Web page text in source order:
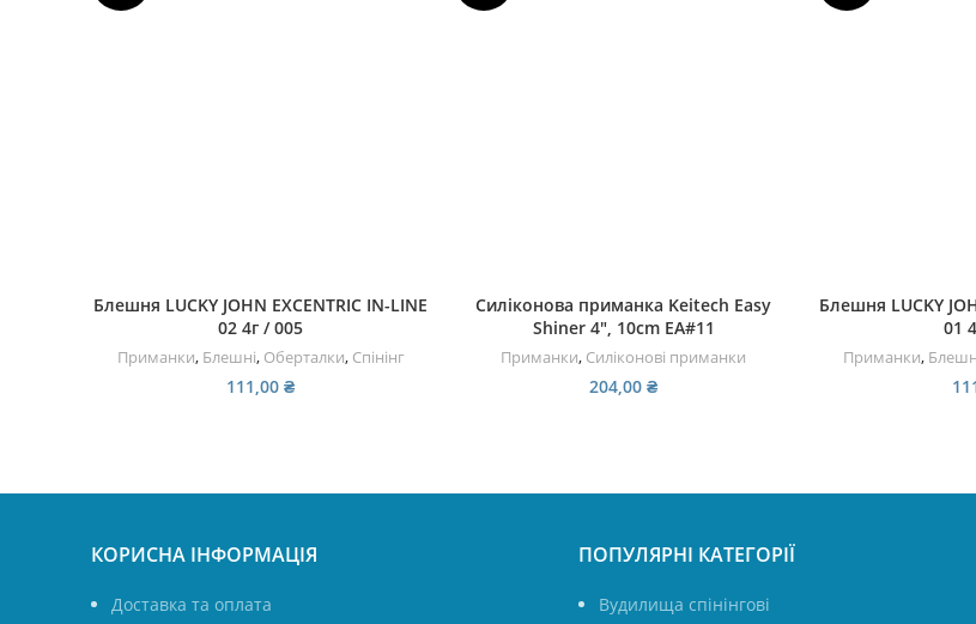
Блешня LUCKY JOHN EXCENTRIC IN-LINE
02 4г / 005
Приманки, Блешні, Оберталки, Спінінг
111,00 ₴
Силіконова приманка Keitech Easy
Shiner 4″, 10cm EA#11
Приманки, Силіконові приманки
204,00 ₴
Блешня LUCKY
01
Приманки,
КОРИСНА ІНФОРМАЦІЯ
Доставка та оплата
ПОПУЛЯРНІ КАТЕГОРІЇ
Вудилища спінінгові